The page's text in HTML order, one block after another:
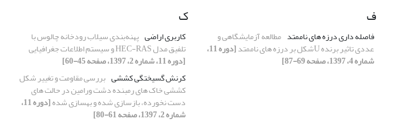
ف
فاصله داری درزه های ناممتد مطالعه آزمایشگاهی و
عددی تاثیر برنده Uشکل بر درزه های ناممتد [دوره 11،
شماره 4، 1397، صفحه 69-87]
ک
کاربری اراضی پهنه‌بندی سیلاب رودخانه چالوس با
تلفیق مدل HEC-RAS و سیستم اطلاعات جغرافیایی
[دوره 11، شماره 2، 1397، صفحه 45-60]
کرنش گسیختگی کششی بررسی مقاومت و تغییر شکل
کششی خاک های رمبنده دشت ورامین در حالت های
دست نخورده، بازسازی شده و بهسازی شده [دوره 11،
شماره 2، 1397، صفحه 61-80]